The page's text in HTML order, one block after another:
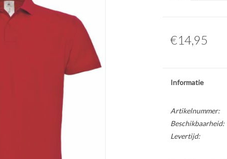
€14,95
Informatie
Artikelnummer:
Beschikbaarheid:
Levertijd: